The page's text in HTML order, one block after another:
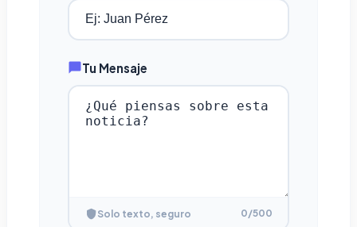
Tu Mensaje
Solo texto, seguro 0/500